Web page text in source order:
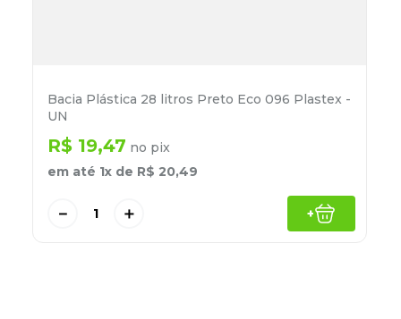
Bacia Plástica 28 litros Preto Eco 096 Plastex -
UN
R$ 19,47 no pix
em até 1x de R$ 20,49
＋
－ +